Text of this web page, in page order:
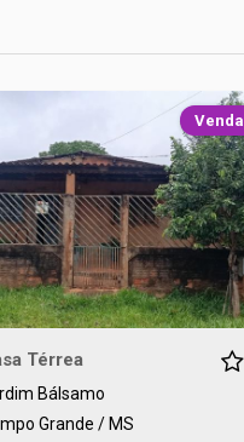
Venda
Térrea
Bálsamo
Grande / MS